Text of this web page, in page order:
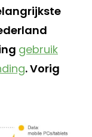
gebruik
. Vorig